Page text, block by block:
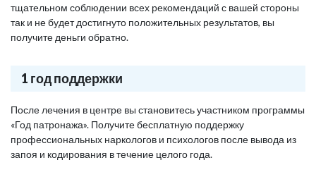
тщательном соблюдении всех рекомендаций с вашей стороны
так и не будет достигнуто положительных результатов, вы
получите деньги обратно.
1 год поддержки
После лечения в центре вы становитесь участником программы
«Год патронажа». Получите бесплатную поддержку
профессиональных наркологов и психологов после вывода из
запоя и кодирования в течение целого года.